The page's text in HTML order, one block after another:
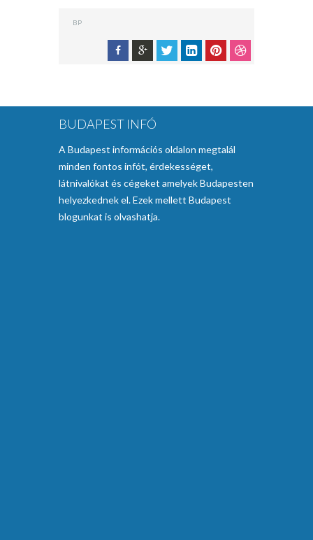
BP
BUDAPEST INFÓ
A Budapest információs oldalon megtalál
minden fontos infót, érdekességet,
látnivalókat és cégeket amelyek Budapesten
helyezkednek el. Ezek mellett Budapest
blogunkat is olvashatja.